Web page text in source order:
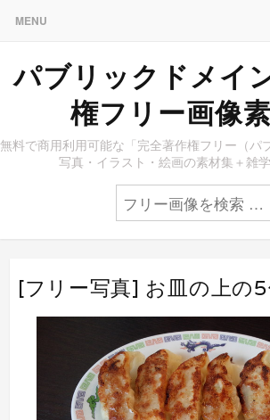
MENU
パブリックドメイ
権フリー画像
無料で商用利用可能な「完全著作権フリー（パ
写真・イラスト・絵画の素材集＋雑学
[フリー写真] お皿の上の